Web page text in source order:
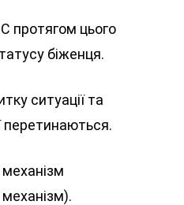
протягом цього
біженця.
ситуації та
перетинаються.